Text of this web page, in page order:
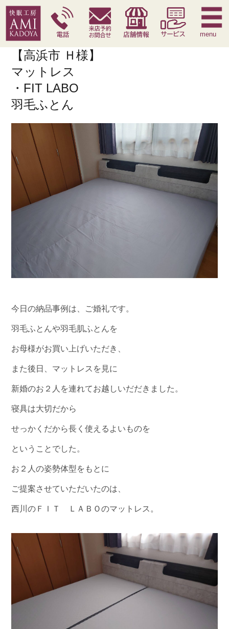
快眠枕 腰痛対策寝具 季節寝具 サービス
menu
【高浜市 Ｈ様】
マットレス
・FIT LABO
羽毛ふとん
今日の納品事例は、ご婚礼です。
羽毛ふとんや羽毛肌ふとんを
お母様がお買い上げいただき、
また後日、マットレスを見に
新婚のお２人を連れてお越しいだだきました。
寝具は大切だから
せっかくだから長く使えるよいものを
ということでした。
お２人の姿勢体型をもとに
ご提案させていただいたのは、
西川のＦＩＴ ＬＡＢＯのマットレス。